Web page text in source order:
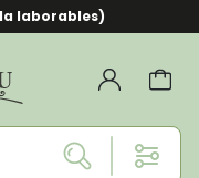
laborables)